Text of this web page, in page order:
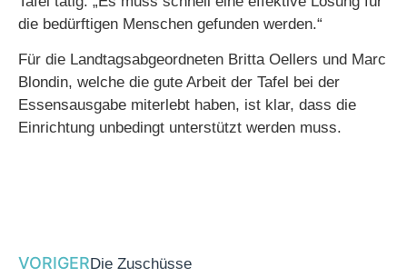
die bedürftigen Menschen gefunden werden.“
Für die Landtagsabgeordneten Britta Oellers und Marc
Blondin, welche die gute Arbeit der Tafel bei der
Essensausgabe miterlebt haben, ist klar, dass die
Einrichtung unbedingt unterstützt werden muss.
VORIGERDie Zuschüsse